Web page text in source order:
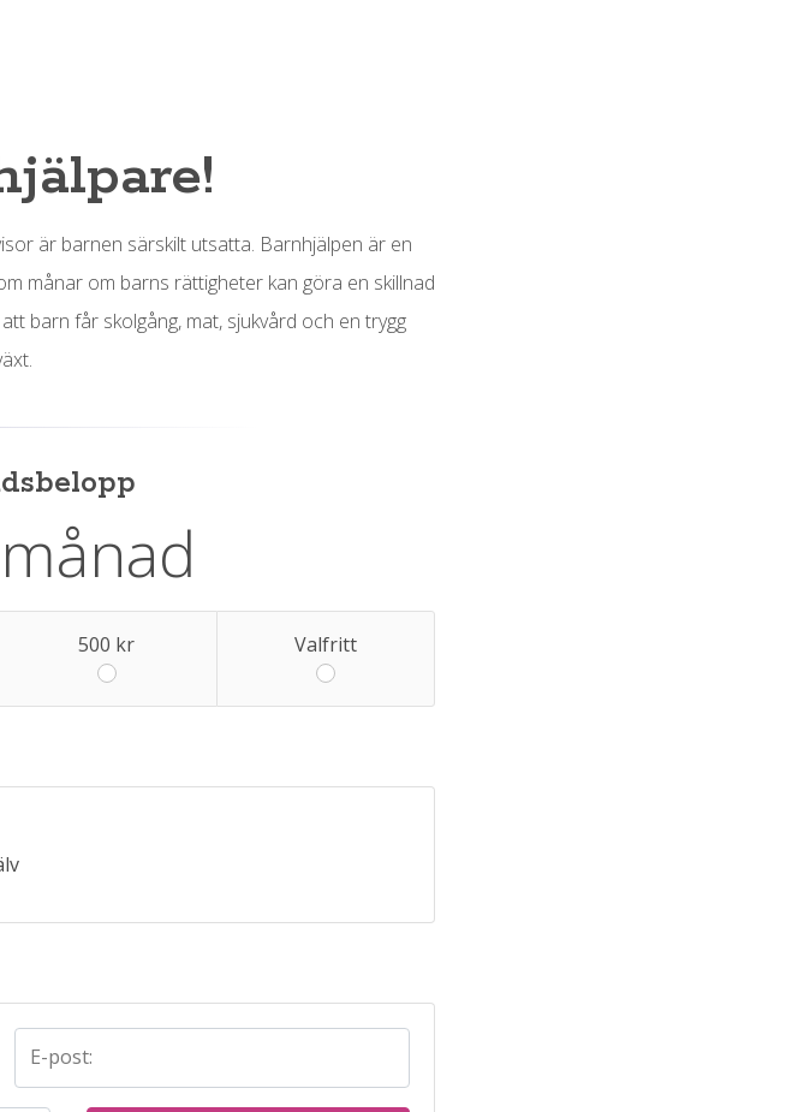
är barnen särskilt utsatta. Barnhjälpen är en
månar om barns rättigheter kan göra en skillnad
barn får skolgång, mat, sjukvård och en trygg
500 kr Valfritt
E-post: